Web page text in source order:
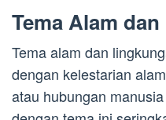
Tema Alam
Tema alam dan
dengan kelestarian
atau hubungan